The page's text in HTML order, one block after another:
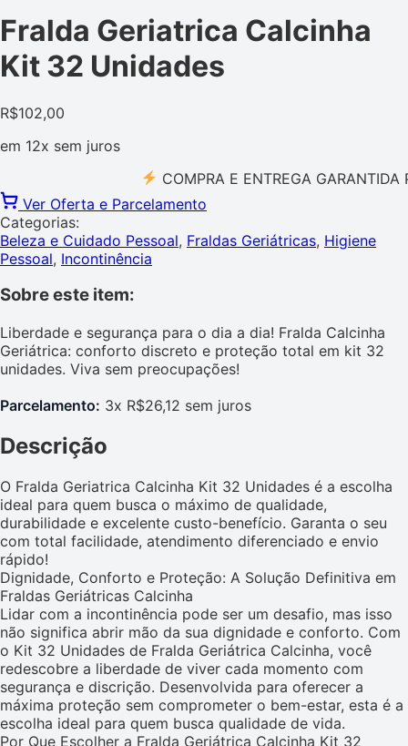
Fralda Geriatrica Calcinha
Kit 32 Unidades
R$102,00
em 12x sem juros
COMPRA E ENTREGA GARANTIDA PELO
Ver Oferta e Parcelamento
Categorias:
Beleza e Cuidado Pessoal, Fraldas Geriátricas, Higiene
Pessoal, Incontinência
Sobre este item:
Liberdade e segurança para o dia a dia! Fralda Calcinha
Geriátrica: conforto discreto e proteção total em kit 32
unidades. Viva sem preocupações!
Parcelamento: 3x R$26,12 sem juros
Descrição
O Fralda Geriatrica Calcinha Kit 32 Unidades é a escolha
ideal para quem busca o máximo de qualidade,
durabilidade e excelente custo-benefício. Garanta o seu
com total facilidade, atendimento diferenciado e envio
rápido!
Dignidade, Conforto e Proteção: A Solução Definitiva em
Fraldas Geriátricas Calcinha
Lidar com a incontinência pode ser um desafio, mas isso
não significa abrir mão da sua dignidade e conforto. Com
o Kit 32 Unidades de Fralda Geriátrica Calcinha, você
redescobre a liberdade de viver cada momento com
segurança e discrição. Desenvolvida para oferecer a
máxima proteção sem comprometer o bem-estar, esta é a
escolha ideal para quem busca qualidade de vida.
Por Que Escolher a Fralda Geriátrica Calcinha Kit 32